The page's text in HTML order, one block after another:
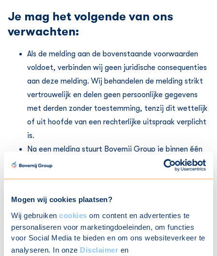
Mogen wij cookies plaatsen?
Wij gebruiken cookies om content en advertenties te
personaliseren voor marketingdoeleinden, om functies
voor Social Media te bieden en om ons websiteverkeer te
analyseren. In onze Disclaimer en
Je mag het volgende van ons
verwachten:
Als de melding aan de bovenstaande voorwaarden
voldoet, verbinden wij geen juridische consequenties
aan deze melding. Wij behandelen de melding strikt
vertrouwelijk en delen geen persoonlijke gegevens
met derden zonder toestemming, tenzij dit wettelijk
of uit hoofde van een rechterlijke uitspraak verplicht
is.
Na een melding stuurt Bovemij Group je binnen één
werkdag een ontvangstbevestiging.
een verwachte datum voor een oplossing.
Wij houden je van de voortgang op de hoogte. Wij
lossen het geconstateerde beveiligingsprobleem in